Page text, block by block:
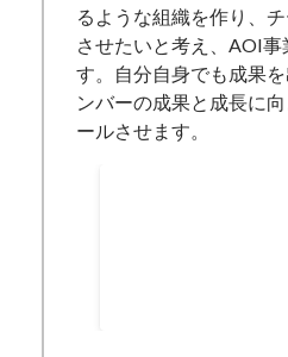
るような組織を作り、
させたいと考え、AOI
す。自分自身でも成果
ンバーの成果と成長に
ールさせます。